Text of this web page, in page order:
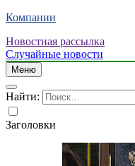
Компании
Новостная рассылка
Случайные новости
Меню
Найти:
Заголовки